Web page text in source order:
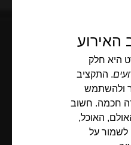
האירוע
היא חלק
. התקציב
ולהשתמש
חכמה. חשוב
האוכל,
לשמור על